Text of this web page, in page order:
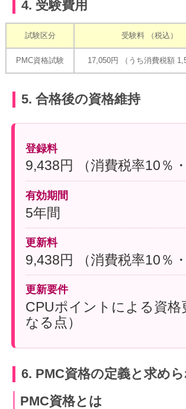
4. 受験費用
試験区分 受験料 （税込）
PMC資格試験 17,050円 （うち消費税額
5. 合格後の資格維持
登録料
9,438円 （消費税率10％
有効期間
5年間
更新料
9,438円 （消費税率10％
更新要件
CPUポイントによる資格
なる点）
6. PMC資格の定義と求め
PMC資格とは